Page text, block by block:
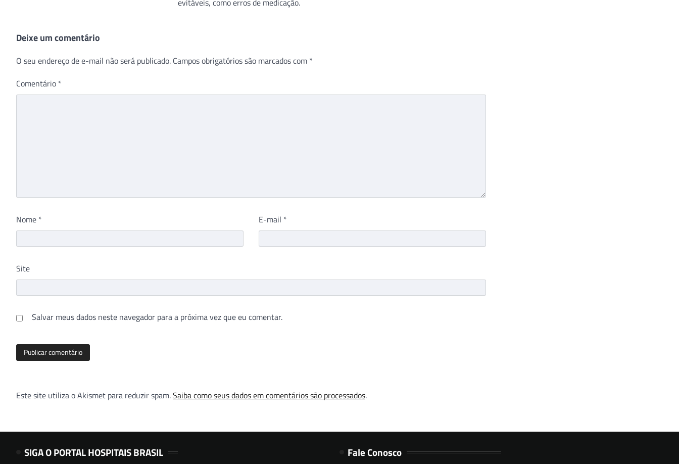
Deixe um comentário
O seu endereço de e-mail não será publicado. Campos obrigatórios são marcados com *
Comentário *
Nome * E-mail *
Site
Salvar meus dados neste navegador para a próxima vez que eu comentar.
Este site utiliza o Akismet para reduzir spam.Saiba como seus dados em comentários são processados.
SIGA O PORTAL HOSPITAIS BRASIL Fale Conosco